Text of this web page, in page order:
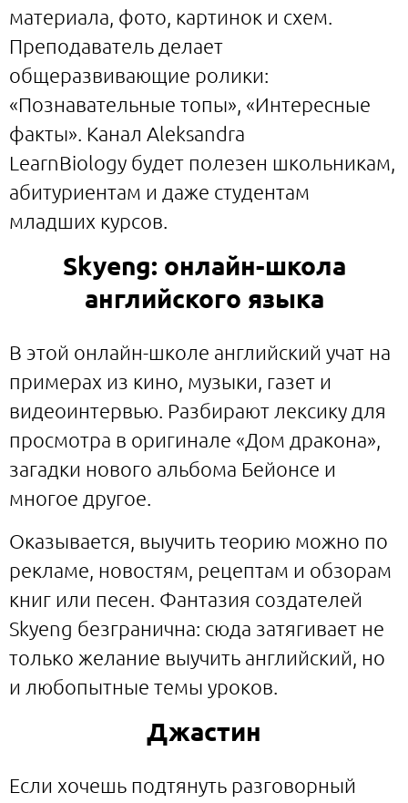
материала, фото, картинок и схем.
Преподаватель делает
общеразвивающие ролики:
«Познавательные топы», «Интересные
факты». Канал Aleksandra
LearnBiology будет полезен школьникам,
абитуриентам и даже студентам
младших курсов.
Skyeng: онлайн-школа
английского языка
В этой онлайн-школе английский учат на
примерах из кино, музыки, газет и
видеоинтервью. Разбирают лексику для
просмотра в оригинале «Дом дракона»,
загадки нового альбома Бейонсе и
многое другое.
Оказывается, выучить теорию можно по
рекламе, новостям, рецептам и обзорам
книг или песен. Фантазия создателей
Skyeng безгранична: сюда затягивает не
только желание выучить английский, но
и любопытные темы уроков.
Джастин
Если хочешь подтянуть разговорный